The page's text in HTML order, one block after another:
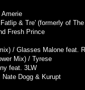
& Tre' (formerly of
Fresh Prince
/ Glasses Malone feat.
Mix) / Tyrese
feat. 3LW
Dogg & Kurupt